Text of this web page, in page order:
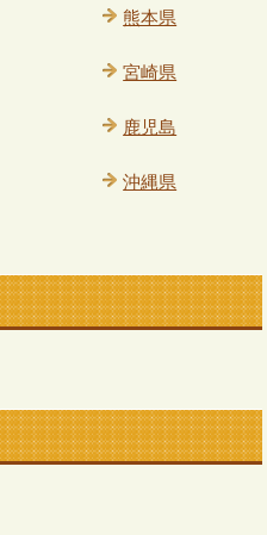
熊本県
宮崎県
鹿児島
沖縄県